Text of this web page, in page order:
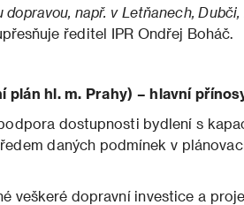
např. v Letňanech,
ředitel IPR Ondřej Boháč.
plán hl. m. Prahy) – hlavní
dostupnosti bydlení s
daných podmínek v
veškeré dopravní investice a